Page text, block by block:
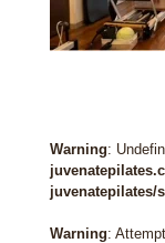
Warning:
juvenatepilates/
Warning: